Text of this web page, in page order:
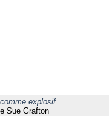
explosif
Sue Grafton